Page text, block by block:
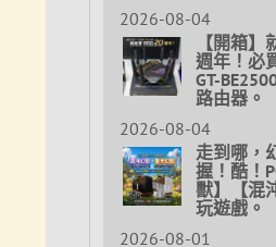
2026-08-04
【開箱】
週年！必
GT-
路由器。
2026-08-04
走到哪，
握！酷！
獸】【混
玩遊戲。
2026-08-01